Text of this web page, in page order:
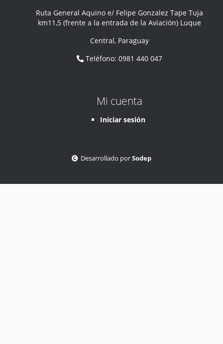
Ruta General Aquino e/ Felipe Gonzalez Tape Tuja
km11,5 (frente a la entrada de la Aviación) Luque
Central, Paraguay
Teléfono:0981 440 047
Mi cuenta
Iniciar sesión
Desarrollado porSodep